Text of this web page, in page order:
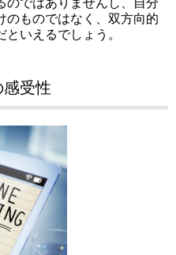
のものではなく、双方向的
いえるでしょう。
受性